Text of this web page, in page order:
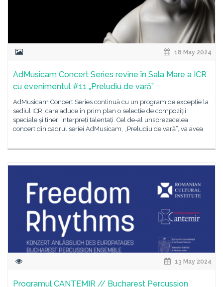
18 May 2024
AdMusicam Concert Series revine în Sala Mare a ICR
cu evenimentul #11 „Preludiu de vară”
AdMusicam Concert Series continuă cu un program de excepție la
sediul ICR, care aduce în prim plan o selecție de compoziții
speciale și tineri interpreți talentați. Cel de-al unsprezecelea
concert din cadrul seriei AdMusicam, „Preludiu de vară”, va avea
13 May 2024
Programul CANTEMIR // Bucharest Percussion